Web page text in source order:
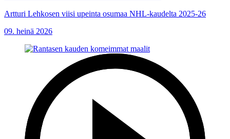
Artturi Lehkosen viisi upeinta osumaa NHL-kaudelta 2025-26
09. heinä 2026